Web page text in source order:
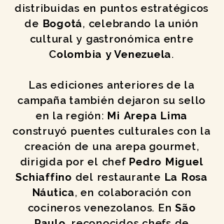
distribuidas en puntos estratégicos
de Bogotá, celebrando la unión
cultural y gastronómica entre
Colombia y Venezuela.
Las ediciones anteriores de la
campaña también dejaron su sello
en la región: Mi Arepa Lima
construyó puentes culturales con la
creación de una arepa gourmet,
dirigida por el chefPedro Miguel
Schiaffino del restaurante La Rosa
Náutica, en colaboración con
cocineros venezolanos. EnSão